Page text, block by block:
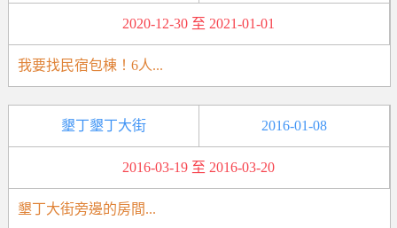
2020-12-30 至 2021-01-01
我要找民宿包棟！6人...
墾丁墾丁大街 2016-01-08
2016-03-19 至 2016-03-20
墾丁大街旁邊的房間...